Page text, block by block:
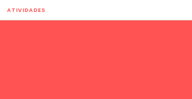
ATIVIDADES